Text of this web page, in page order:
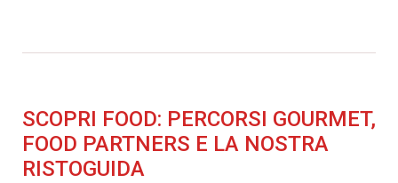
SCOPRI FOOD: PERCORSI GOURMET,
FOOD PARTNERS E LA NOSTRA
RISTOGUIDA